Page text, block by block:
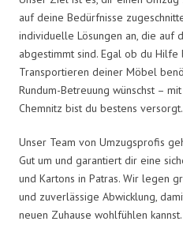
auf deine Bedürfnisse
individuelle Lösungen an, die auf
abgestimmt sind. Egal ob du Hilfe
Transportieren deiner Möbel
Rundum-Betreuung wünschst –
Chemnitz bist du bestens versorgt.
Unser Team von Umzugsprofis
Gut um und garantiert dir eine
und Kartons in Patras. Wir legen
und zuverlässige Abwicklung,
neuen Zuhause wohlfühlen kannst.